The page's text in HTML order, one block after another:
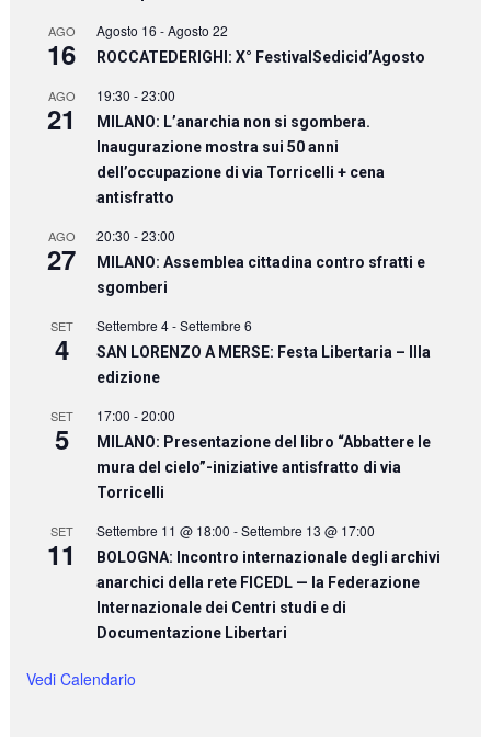
AGO
16
Agosto 16 -Agosto 22
ROCCATEDERIGHI: X° FestivalSedicid’Agosto
AGO
21
19:30 -23:00
MILANO: L’anarchia non si sgombera.
Inaugurazione mostra sui 50 anni
dell’occupazione di via Torricelli + cena
antisfratto
AGO
27
20:30 -23:00
MILANO: Assemblea cittadina contro sfratti e
sgomberi
SET
4
Settembre 4-Settembre 6
SAN LORENZO A MERSE: Festa Libertaria – IIIa
edizione
SET
5
17:00 -20:00
MILANO: Presentazione del libro “Abbattere le
mura del cielo”-iniziative antisfratto di via
Torricelli
SET
11
Settembre 11 @ 18:00 -Settembre 13 @ 17:00
BOLOGNA: Incontro internazionale degli archivi
anarchici della rete FICEDL — la Federazione
Internazionale dei Centri studi e di
Documentazione Libertari
Vedi Calendario